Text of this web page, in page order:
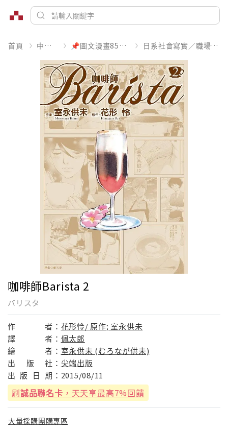
首頁 中文書 📌圖文漫畫85折起 日系社會寫實／職場職人
咖啡師Barista 2
バリスタ
作 者： 花形怜/ 原作; 室永供未
譯
者： 佩太郎
繪
者： 室永供未 (むろなが供未)
出
版 社： 尖端出版
出 版 日 期： 2015/08/11
刷誠品聯名卡 ，天天享最高7%回饋
大量採購團購專區